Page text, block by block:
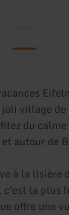
village
du calme
autour de
à la
la plus
offre une